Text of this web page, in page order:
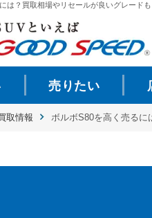
は？買取相場やリセールが良いグレード
売りたい
取情報 ボルボS80を高く売るに